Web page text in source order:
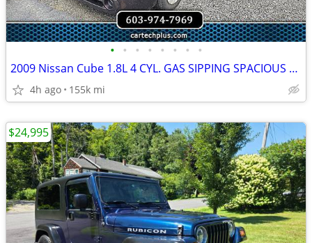
• • • • • • • •
2009 Nissan Cube 1.8L 4 CYL. GAS SIPPING SPACIOUS WAGON
4h ago 155k mi
$24,995